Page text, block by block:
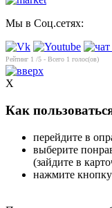
Мы в Соц.сетях:
Рейтинг 1 /5 - Всего 1 голос(ов)
X
Как
перейдите в
выберите
(зайдите в
нажмите